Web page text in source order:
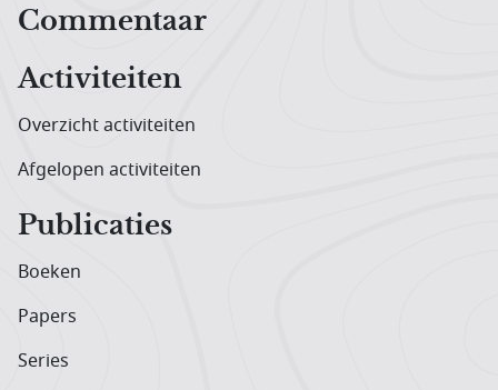
Hoofdnavigatiemenu
Commentaar
Activiteiten
Overzicht activiteiten
Afgelopen activiteiten
Publicaties
Boeken
Papers
Series